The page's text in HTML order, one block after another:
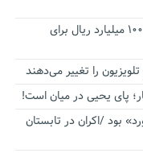
آستانه الزام به دریافت صورت های مالی به ۱۰۰ میلیارد ریال برای
را تغییر می‌دهند
پای یحیی در میان است!
بود /اکران در تابستان